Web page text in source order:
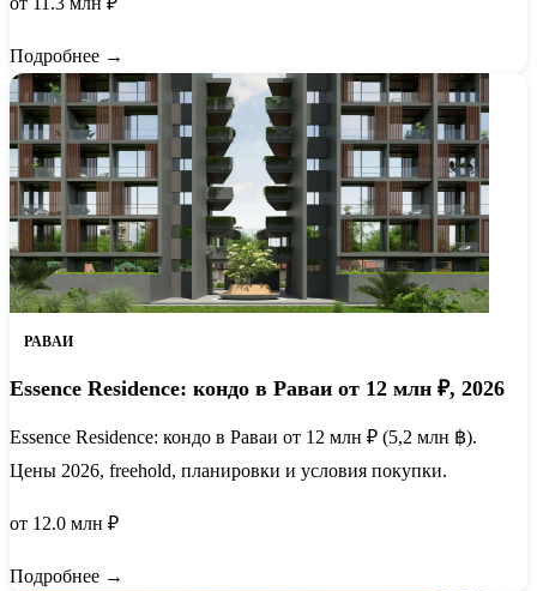
Подробнее →
РАВАИ
Essence Residence: кондо в Раваи от 12 млн ₽, 2026
Essence Residence: кондо в Раваи от 12 млн ₽ (5,2 млн ฿).
Цены 2026, freehold, планировки и условия покупки.
от 12.0 млн ₽
Подробнее →